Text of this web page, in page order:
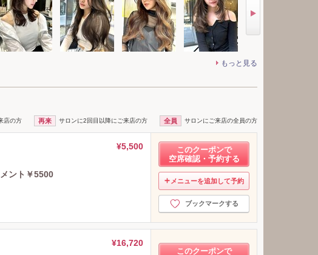
もっと見る
店の方 再来 サロンに2回目以降にご来店の方 全員 サロンにご来店の全員の方
¥5,500
ント￥5500
このクーポンで
空席確認・予約する
メニューを追加して予約
ブックマークする
¥16,720
このクーポンで